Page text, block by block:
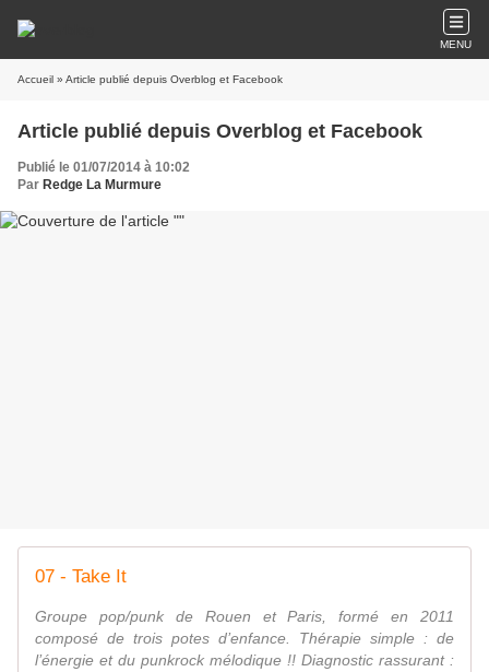
MENU
Accueil » Article publié depuis Overblog et Facebook
Article publié depuis Overblog et Facebook
Publié le 01/07/2014 à 10:02
Par Redge La Murmure
07 - Take It
Groupe pop/punk de Rouen et Paris, formé en 2011
composé de trois potes d’enfance. Thérapie simple : de
l’énergie et du punkrock mélodique !! Diagnostic rassurant :